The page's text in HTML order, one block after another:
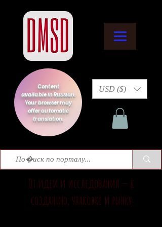
Content
available in Russian.
Your browser may
offer automatic
translation.
USD ($)
От идеи и исследования — к
созданию, упаковке и рынку